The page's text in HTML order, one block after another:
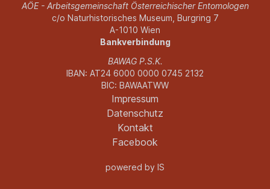
AÖE - Arbeitsgemeinschaft Österreichischer Entomologen
c/o Naturhistorisches Museum, Burgring 7
A-1010 Wien
Bankverbindung
BAWAG P.S.K.
IBAN: AT24 6000 0000 0745 2132
BIC: BAWAATWW
Impressum
Datenschutz
Kontakt
Facebook
powered by IS